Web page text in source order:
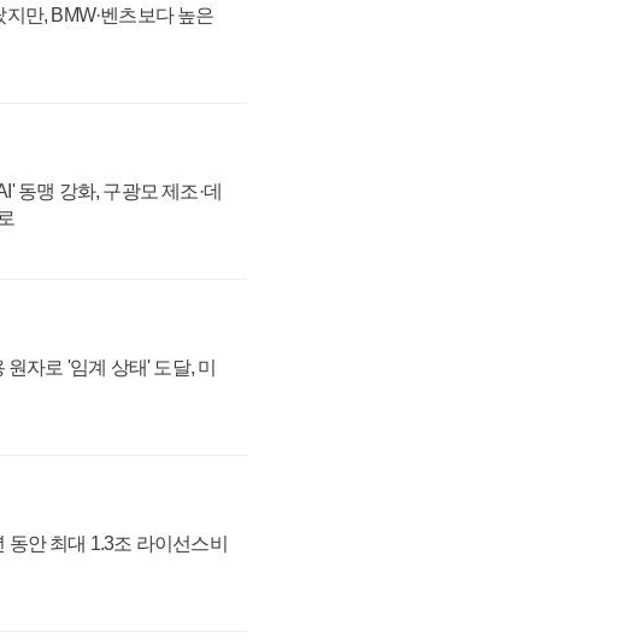
만, BMW·벤츠보다 높은
동맹 강화, 구광모 제조·데
자로 '임계 상태' 도달, 미
안 최대 1.3조 라이선스비